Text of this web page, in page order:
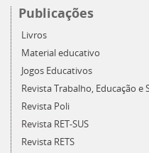
Publicações
Livros
Material educativo
Jogos Educativos
Revista Trabalho, Educação e
Revista Poli
Revista RET-SUS
Revista RETS